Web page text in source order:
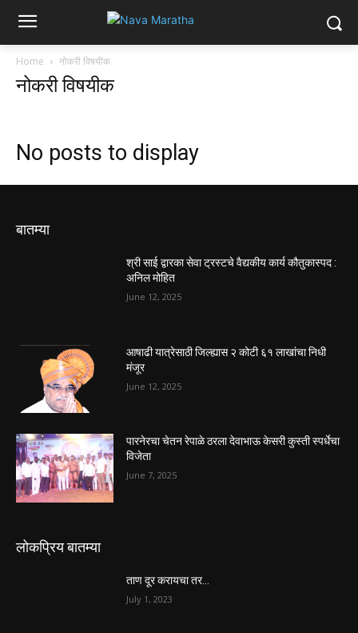
Home नोकरी विषयीक
नोकरी विषयीक
No posts to display
बातम्या
श्री साई द्वारका सेवा ट्रस्टचे वैद्यकीय कार्य कौतुकास्पद :
अनिल मोहित
June 12, 2025
आषाढी यात्रेसाठी जिल्ह्यास २ कोटी ६१ लाखांचा निधी
मंजूर
June 12, 2025
पारनेरचा चेतन रेपाळे ठरला देवाभाऊ केसरी कुस्ती स्पर्धेचा
विजेता
June 7, 2025
लोकप्रिय बातम्या
ताण दूर करायचा तर…
July 1, 2023